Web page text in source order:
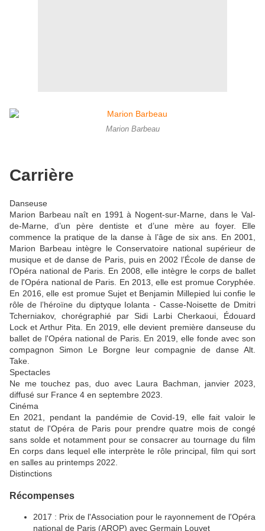
Marion Barbeau
Carrière
Danseuse
Marion Barbeau naît en 1991 à Nogent-sur-Marne, dans le Val-
de-Marne, d’un père dentiste et d’une mère au foyer. Elle
commence la pratique de la danse à l’âge de six ans. En 2001,
Marion Barbeau intègre le Conservatoire national supérieur de
musique et de danse de Paris, puis en 2002 l’École de danse de
l'Opéra national de Paris. En 2008, elle intègre le corps de ballet
de l'Opéra national de Paris. En 2013, elle est promue Coryphée.
En 2016, elle est promue Sujet et Benjamin Millepied lui confie le
rôle de l’héroïne du diptyque Iolanta - Casse-Noisette de Dmitri
Tcherniakov, chorégraphié par Sidi Larbi Cherkaoui, Édouard
Lock et Arthur Pita. En 2019, elle devient première danseuse du
ballet de l'Opéra national de Paris. En 2019, elle fonde avec son
compagnon Simon Le Borgne leur compagnie de danse Alt.
Take.
Spectacles
Ne me touchez pas, duo avec Laura Bachman, janvier 2023,
diffusé sur France 4 en septembre 2023.
Cinéma
En 2021, pendant la pandémie de Covid-19, elle fait valoir le
statut de l'Opéra de Paris pour prendre quatre mois de congé
sans solde et notamment pour se consacrer au tournage du film
En corps dans lequel elle interprète le rôle principal, film qui sort
en salles au printemps 2022.
Distinctions
Récompenses
2017 : Prix de l'Association pour le rayonnement de l'Opéra
national de Paris (AROP) avec Germain Louvet